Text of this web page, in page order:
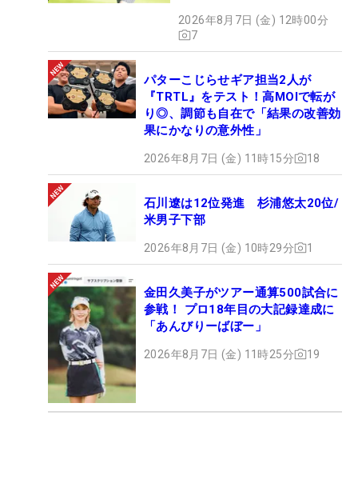
2026年8月7日 (金) 12時00分
7
パターこじらせギア担当2人が
『TRTL』をテスト！高MOIで転が
り◎、調節も自在で「結果の改善効
果にかなりの意外性」
2026年8月7日 (金) 11時15分 18
石川遼は12位発進 杉浦悠太20位/
米男子下部
2026年8月7日 (金) 10時29分 1
金田久美子がツアー通算500試合に
参戦！ プロ18年目の大記録達成に
「あんびりーばぼー」
2026年8月7日 (金) 11時25分 19